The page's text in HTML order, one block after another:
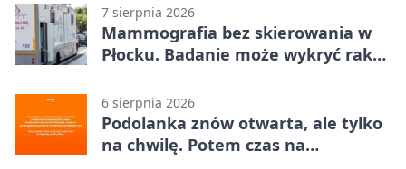
7 sierpnia 2026
Mammografia bez skierowania w
Płocku. Badanie może wykryć raka,
6 sierpnia 2026
Podolanka znów otwarta, ale tylko
na chwilę. Potem czas na